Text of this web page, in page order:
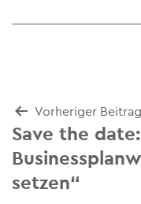
Beitrags-
Navigation
Vorheriger Beitrag
Save the
setzen“